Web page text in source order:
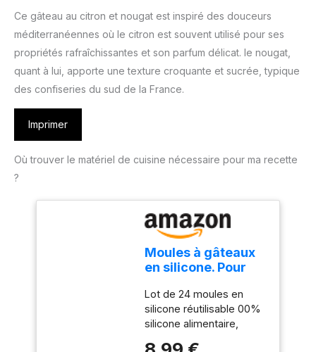
Ce gâteau au citron et nougat est inspiré des douceurs
méditerranéennes où le citron est souvent utilisé pour ses
propriétés rafraîchissantes et son parfum délicat. le nougat,
quant à lui, apporte une texture croquante et sucrée, typique
des confiseries du sud de la France.
Imprimer
Où trouver le matériel de cuisine nécessaire pour ma recette
?
Moules à gâteaux
en silicone. Pour
et petits gâteaux.
Lot de 24 moules
réutilisables
Lot de 24 moules en
silicone réutilisable 00%
silicone alimentaire,